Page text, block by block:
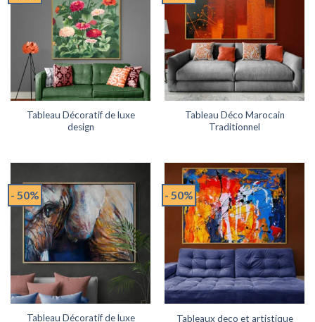
Tableau Décoratif de luxe
design
Tableau Déco Marocain
Traditionnel
- 50%
Tableau Décoratif de luxe
- 50%
Tableaux deco et artistique